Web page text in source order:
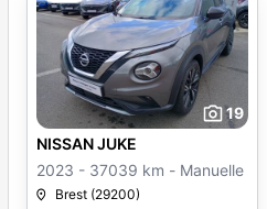
19
NISSAN JUKE
2023 - 37039 km - Manuelle
Brest (29200)